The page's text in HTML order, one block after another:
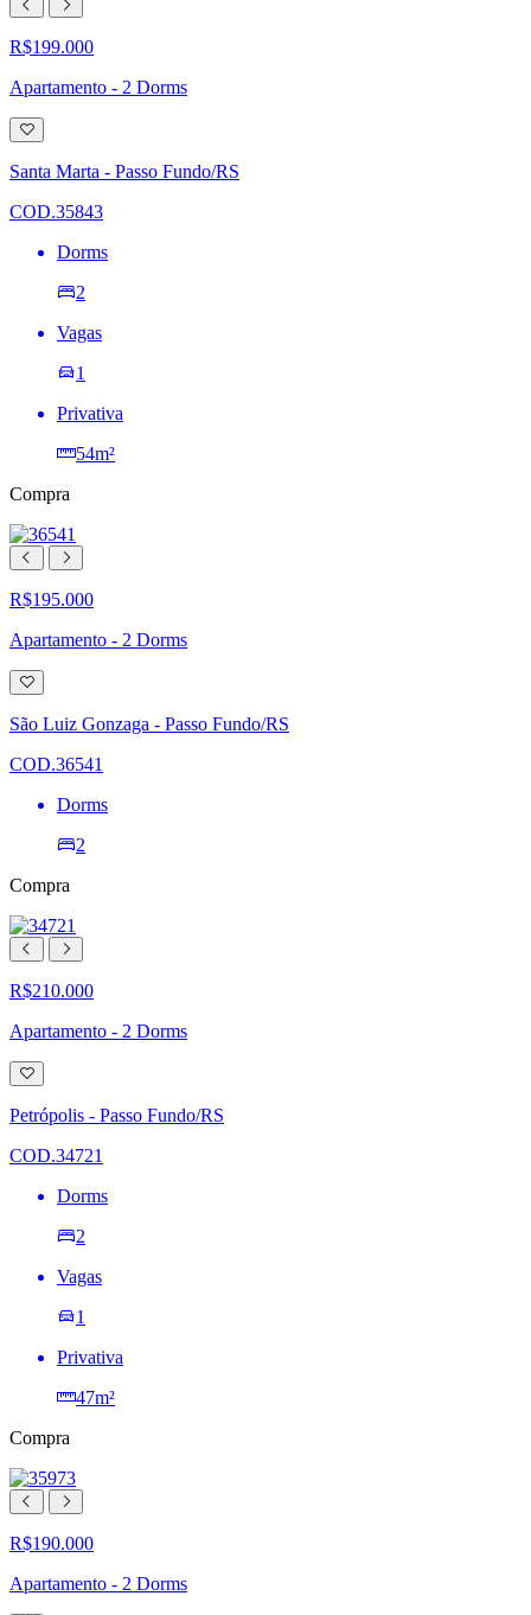
R$199.000
Apartamento - 2 Dorms
Adicionar
à
lista
de
Santa Marta - Passo Fundo/RS
COD.35843
Dorms
2
Vagas
1
Privativa
54m²
Compra
R$195.000
Apartamento - 2 Dorms
Adicionar
à
lista
de
São Luiz Gonzaga - Passo Fundo/RS
COD.36541
Dorms
2
Compra
R$210.000
Apartamento - 2 Dorms
Adicionar
à
lista
de
Petrópolis - Passo Fundo/RS
COD.34721
Dorms
2
Vagas
1
Privativa
47m²
Compra
R$190.000
Apartamento - 2 Dorms